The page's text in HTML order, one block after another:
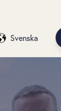
Svenska